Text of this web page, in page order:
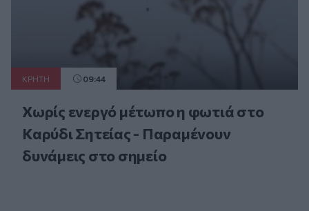
ΚΡΗΤΗ 09:44
Χωρίς ενεργό μέτωπο η φωτιά στο
Καρύδι Σητείας - Παραμένουν
δυνάμεις στο σημείο